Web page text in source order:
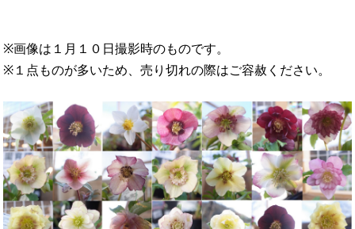
※画像は１月１０日撮影時のものです。
※１点ものが多いため、売り切れの際はご容赦ください。